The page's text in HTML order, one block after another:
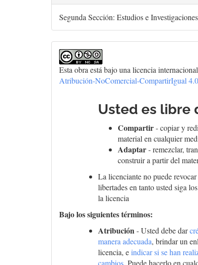
Segunda Sección: Estudios e Investigaciones
Esta obra está bajo una licencia
Atribución-NoComercial-CompartirIgual 4.0
Usted es libre
Compartir- copiar y
material en cualquier
Adaptar- remezclar,
construir a partir del
La licenciante no puede revocar
libertades en tanto usted siga
la licencia
Bajo los siguientes términos:
Atribución- Usted debe dar
manera adecuada, brindar un
licencia, eindicar si se han
cambios. Puede hacerlo en